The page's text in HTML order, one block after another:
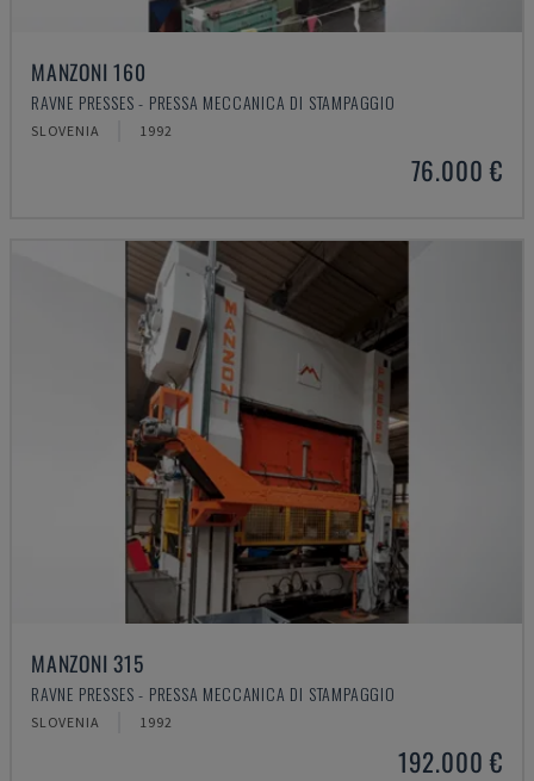
MANZONI 160
RAVNE PRESSES - PRESSA MECCANICA DI STAMPAGGIO
SLOVENIA 1992
76.000 €
MANZONI 315
RAVNE PRESSES - PRESSA MECCANICA DI STAMPAGGIO
SLOVENIA 1992
192.000 €